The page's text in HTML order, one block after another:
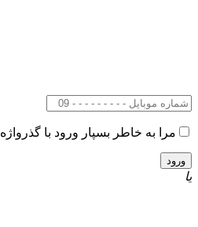
مرا به خاطر بسپار ورود با گذرواژه
یا